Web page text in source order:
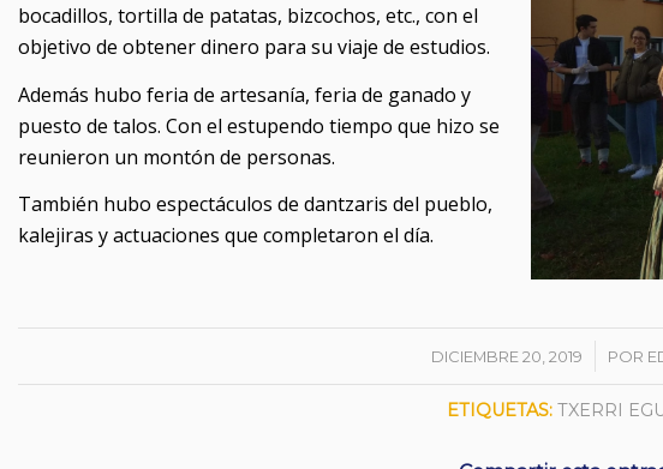
bocadillos, tortilla de patatas, bizcochos, etc., con el
objetivo de obtener dinero para su viaje de estudios.
Además hubo feria de artesanía, feria de ganado y
puesto de talos. Con el estupendo tiempo que hizo se
reunieron un montón de personas.
También hubo espectáculos de dantzaris del pueblo,
kalejiras y actuaciones que completaron el día.
DICIEMBRE 20, 2019
/ POR
ETIQUETAS: TXERRI